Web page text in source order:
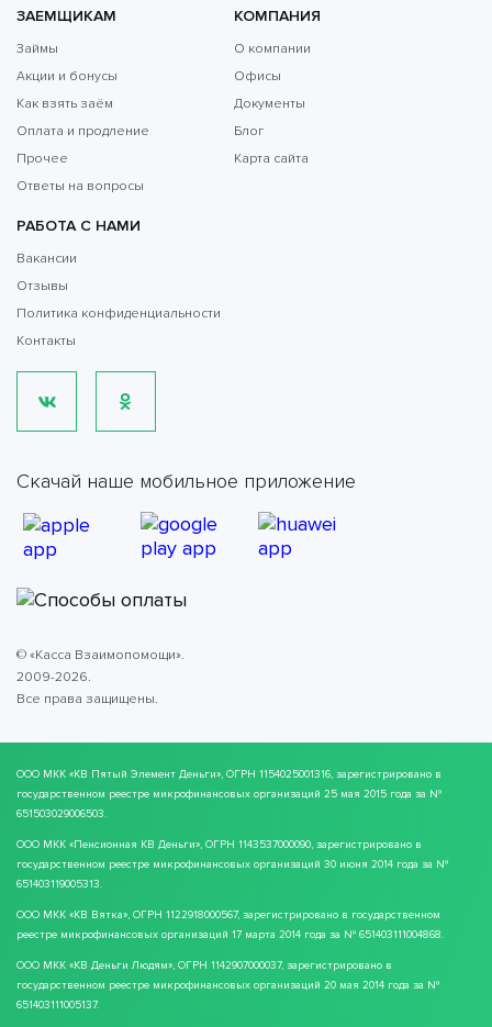
ЗАЕМЩИКАМ
Займы
Акции и бонусы
Как взять заём
Оплата и продление
Прочее
Ответы на вопросы
КОМПАНИЯ
О компании
Офисы
Документы
Блог
Карта сайта
РАБОТА С НАМИ
Вакансии
Отзывы
Политика конфиденциальности
Контакты
Скачай наше мобильное приложение
© «Касса Взаимопомощи».
2009-2026.
Все права защищены.
ООО МКК «КВ Пятый Элемент Деньги», ОГРН 1154025001316, зарегистрировано в
государственном реестре микрофинансовых организаций 25 мая 2015 года за №
651503029006503.
ООО МКК «Пенсионная КВ Деньги», ОГРН 1143537000090, зарегистрировано в
государственном реестре микрофинансовых организаций 30 июня 2014 года за №
651403119005313.
ООО МКК «КВ Вятка», ОГРН 1122918000567, зарегистрировано в государственном
реестре микрофинансовых организаций 17 марта 2014 года за № 651403111004868.
ООО МКК «КВ Деньги Людям», ОГРН 1142907000037, зарегистрировано в
государственном реестре микрофинансовых организаций 20 мая 2014 года за №
651403111005137.